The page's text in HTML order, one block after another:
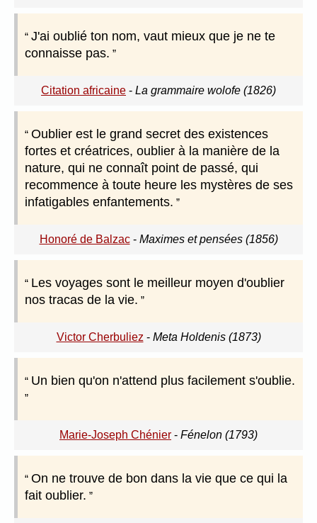
J'ai oublié ton nom, vaut mieux que je ne te
connaisse pas.
Citation africaine - La grammaire wolofe (1826)
Oublier est le grand secret des existences
fortes et créatrices, oublier à la manière de la
nature, qui ne connaît point de passé, qui
recommence à toute heure les mystères de ses
infatigables enfantements.
Honoré de Balzac- Maximes et pensées (1856)
Les voyages sont le meilleur moyen d'oublier
nos tracas de la vie.
Victor Cherbuliez - Meta Holdenis (1873)
Un bien qu'on n'attend plus facilement s'oublie.
Marie-Joseph Chénier - Fénelon (1793)
On ne trouve de bon dans la vie que ce qui la
fait oublier.